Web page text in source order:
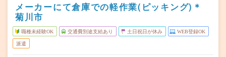
メーカーにて倉庫での軽作業(ピッキング)＊
菊川市
職種未経験OK 交通費別途支給あり 土日祝日が休み WEB登録OK
派遣